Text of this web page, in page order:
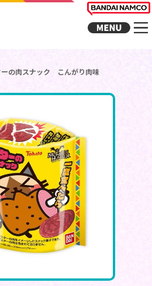
の肉スナック こんがり肉味